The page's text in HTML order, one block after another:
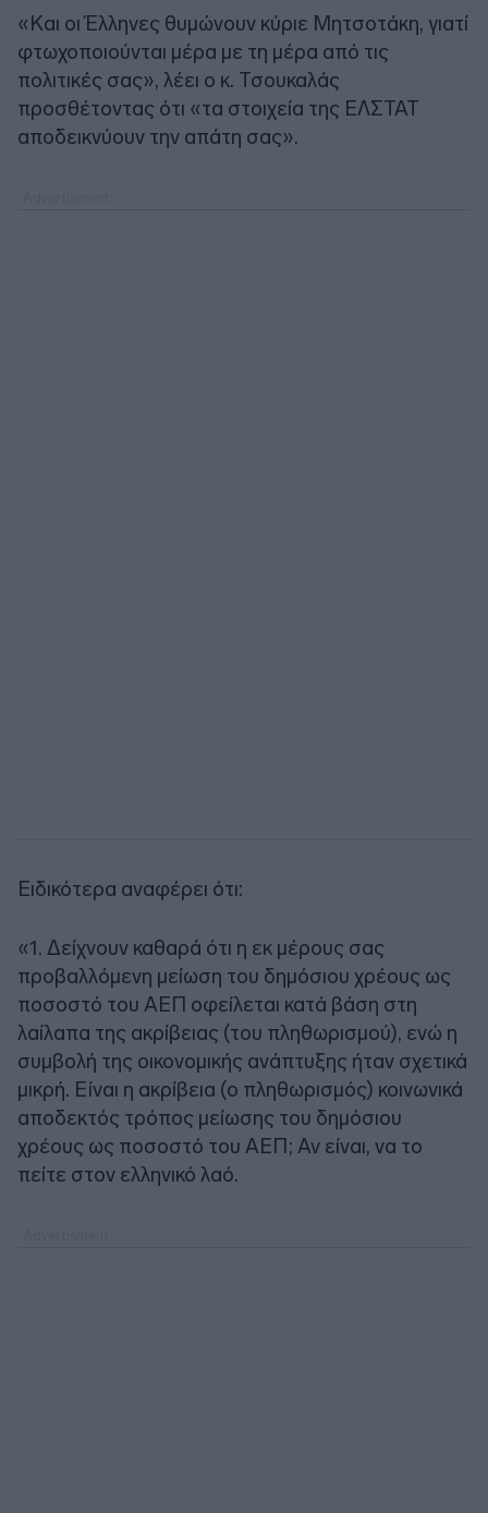
«Και οι Έλληνες θυμώνουν κύριε Μητσοτάκη, γιατί
φτωχοποιούνται μέρα με τη μέρα από τις
πολιτικές σας», λέει ο κ. Τσουκαλάς
προσθέτοντας ότι «τα στοιχεία της ΕΛΣΤΑΤ
αποδεικνύουν την απάτη σας».
Ειδικότερα αναφέρει ότι:
«1. Δείχνουν καθαρά ότι η εκ μέρους σας
προβαλλόμενη μείωση του δημόσιου χρέους ως
ποσοστό του ΑΕΠ οφείλεται κατά βάση στη
λαίλαπα της ακρίβειας (του πληθωρισμού), ενώ η
συμβολή της οικονομικής ανάπτυξης ήταν σχετικά
μικρή. Είναι η ακρίβεια (ο πληθωρισμός) κοινωνικά
αποδεκτός τρόπος μείωσης του δημόσιου
χρέους ως ποσοστό του ΑΕΠ; Αν είναι, να το
πείτε στον ελληνικό λαό.